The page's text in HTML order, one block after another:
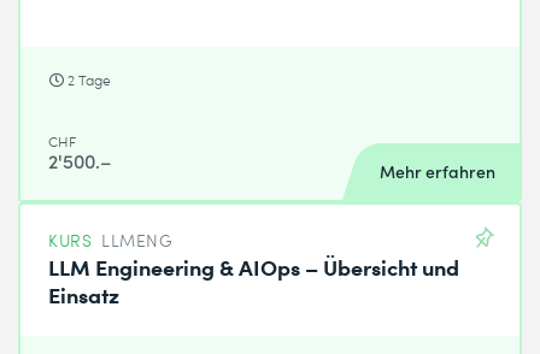
2 Tage
CHF
2'500.– Mehr erfahren
KURS LLMENG
LLM Engineering & AIOps – Übersicht und
Einsatz